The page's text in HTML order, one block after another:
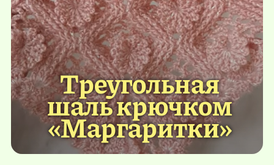
Треугольная
шаль крючком
«Маргаритки»